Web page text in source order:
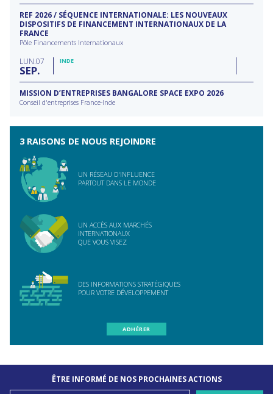
REF 2026 / SÉQUENCE INTERNATIONALE: LES NOUVEAUX
DISPOSITIFS DE FINANCEMENT INTERNATIONAUX DE LA
FRANCE
Pôle Financements Internationaux
LUN 07
SEP
INDE
MISSION D’ENTREPRISES BANGALORE SPACE EXPO 2026
Conseil d'entreprises France-Inde
3 RAISONS DE NOUS REJOINDRE
UN RÉSEAU D'INFLUENCE
PARTOUT DANS LE MONDE
UN ACCÈS AUX MARCHÉS
INTERNATIONAUX
QUE VOUS VISEZ
DES INFORMATIONS STRATÉGIQUES
POUR VOTRE DÉVELOPPEMENT
ADHÉRER
ÊTRE INFORMÉ DE NOS PROCHAINES ACTIONS